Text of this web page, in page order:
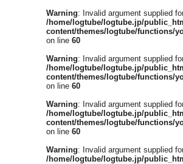
Warning: Invalid argument supplied
/home/logtube/logtube.jp/
content/themes/logtube/functions/
on line 60
Warning: Invalid argument supplied
/home/logtube/logtube.jp/
content/themes/logtube/functions/
on line 60
Warning: Invalid argument supplied
/home/logtube/logtube.jp/
content/themes/logtube/functions/
on line 60
Warning: Invalid argument supplied
/home/logtube/logtube.jp/